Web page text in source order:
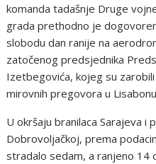
komanda tadašnje Druge
grada prethodno je
slobodu dan ranije na
zatočenog predsjednika
Izetbegovića, kojeg su
mirovnih pregovora u
U okršaju branilaca Sarajeva i
Dobrovoljačkoj, prema
stradalo sedam, a ranjeno 14